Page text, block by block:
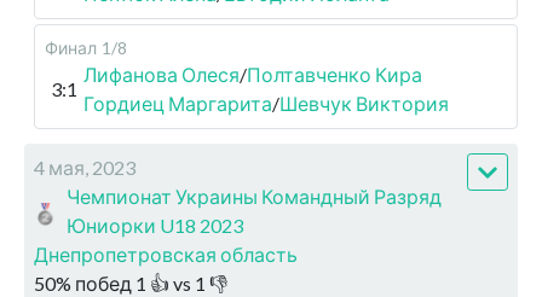
Финал 1/8
3:1
Лифанова Олеся/Полтавченко Кира
Гордиец Маргарита/Шевчук Виктория
4 мая, 2023
Чемпионат Украины Командный Разряд
Юниорки U18 2023
Днепропетровская область
50% побед 1 👍 vs 1 👎